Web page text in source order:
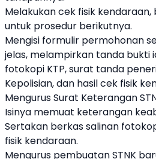
Melakukan cek fisik
untuk prosedur berikutnya.
Mengisi formulir permohonan
jelas, melampirkan tanda bukti
fotokopi KTP, surat tanda
Kepolisian, dan hasil cek fisik
Mengurus Surat Keterangan
Isinya memuat keterangan
Sertakan berkas salinan
fisik kendaraan.
Mengurus pembuatan STNK